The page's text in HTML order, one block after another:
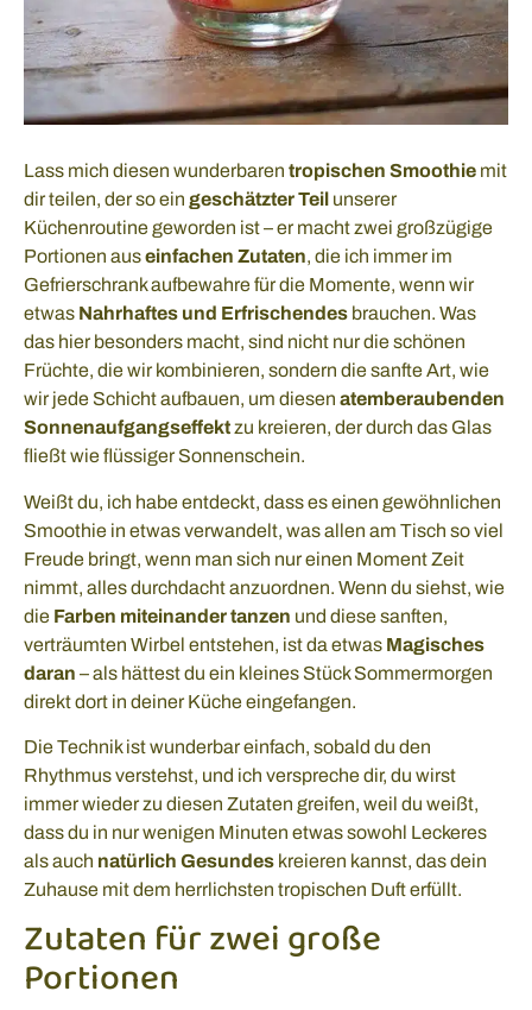
Lass mich diesen wunderbaren tropischen Smoothie mit
dir teilen, der so ein geschätzter Teil unserer
Küchenroutine geworden ist – er macht zwei großzügige
Portionen auseinfachen Zutaten, die ich immer im
Gefrierschrank aufbewahre für die Momente, wenn wir
etwas Nahrhaftes und Erfrischendes brauchen. Was
das hier besonders macht, sind nicht nur die schönen
Früchte, die wir kombinieren, sondern die sanfte Art, wie
wir jede Schicht aufbauen, um diesen atemberaubenden
Sonnenaufgangseffektzu kreieren, der durch das Glas
fließt wie flüssiger Sonnenschein.
Weißt du, ich habe entdeckt, dass es einen gewöhnlichen
Smoothie in etwas verwandelt, was allen am Tisch so viel
Freude bringt, wenn man sich nur einen Moment Zeit
nimmt, alles durchdacht anzuordnen. Wenn du siehst, wie
die Farben miteinander tanzen und diese sanften,
verträumten Wirbel entstehen, ist da etwas Magisches
daran – als hättest du ein kleines Stück Sommermorgen
direkt dort in deiner Küche eingefangen.
Die Technik ist wunderbar einfach, sobald du den
Rhythmus verstehst, und ich verspreche dir, du wirst
immer wieder zu diesen Zutaten greifen, weil du weißt,
dass du in nur wenigen Minuten etwas sowohl Leckeres
als auch natürlich Gesundes kreieren kannst, das dein
Zuhause mit dem herrlichsten tropischen Duft erfüllt.
Zutaten für zwei große
Portionen